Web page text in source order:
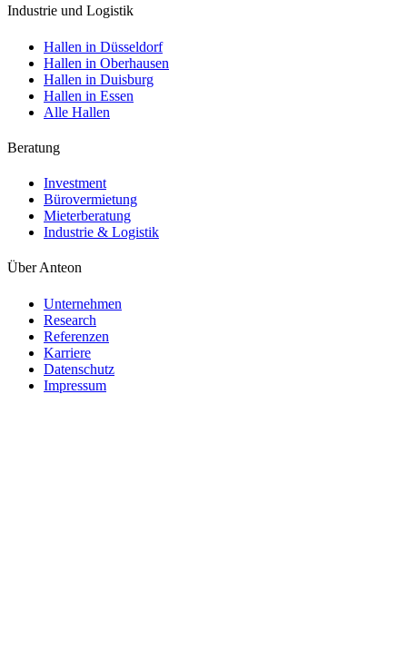
Industrie und Logistik
Hallen in Düsseldorf
Hallen in Oberhausen
Hallen in Duisburg
Hallen in Essen
Alle Hallen
Beratung
Investment
Bürovermietung
Mieterberatung
Industrie & Logistik
Über Anteon
Unternehmen
Research
Referenzen
Karriere
Datenschutz
Impressum